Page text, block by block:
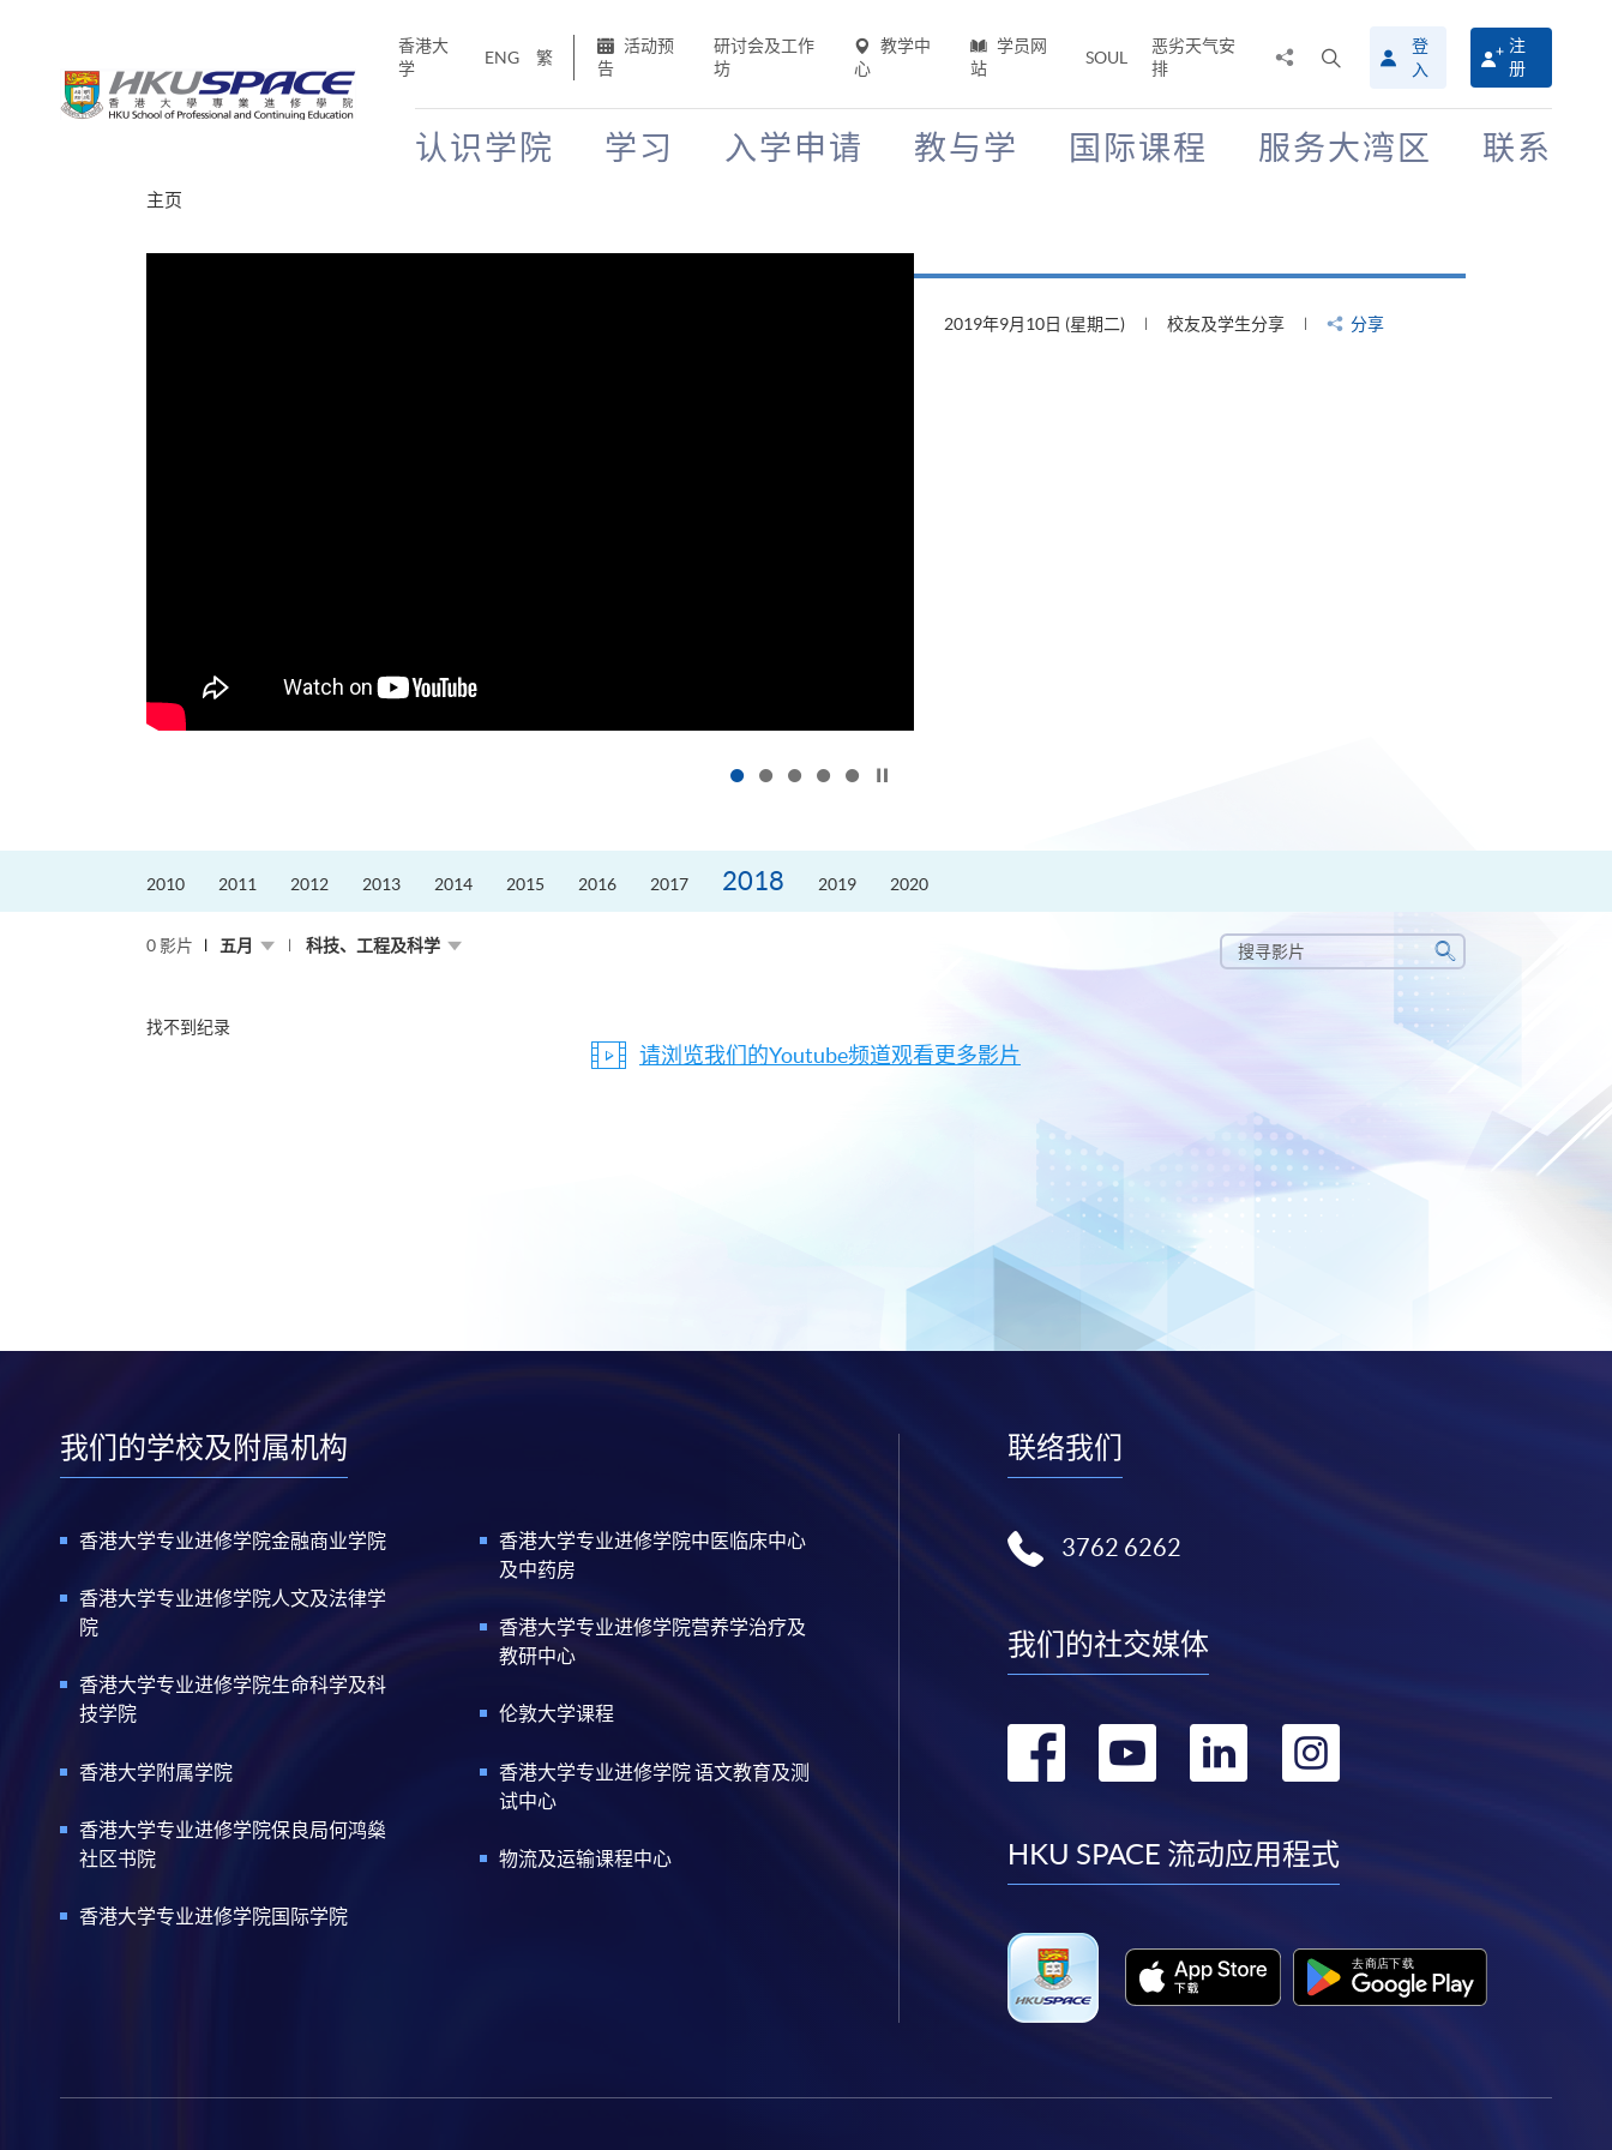
香港大
学
ENG 繁
活动预
告
研讨会及工作
坊
教学中
心
学员网
站
SOUL
恶劣天气安
排
搜
寻
介
登
入
注
册
认识学院 学习 入学申请 教与学 国际课程 服务大湾区 联系
主页
2019年8月22日 (星期四) 校友及学生分享
2010 2011 2012 2013 2014 2015 2016 2017 2018 2019 2020
0 影片 五月 科技、工程及科学
搜
寻
搜
寻
找不到纪录
请浏览我们的Youtube频道观看更多影片
我们的学校及附属机构
香港大学专业进修学院金融商业学院
香港大学专业进修学院人文及法律学
院
香港大学专业进修学院生命科学及科
技学院
香港大学附属学院
香港大学专业进修学院保良局何鸿燊
社区书院
香港大学专业进修学院国际学院
香港大学专业进修学院中医临床中心
及中药房
香港大学专业进修学院营养学治疗及
教研中心
伦敦大学课程
香港大学专业进修学院 语文教育及测
试中心
物流及运输课程中心
联络我们
3762 6262
我们的社交媒体
转
facebook
转
youtube
转
linkedin
转
instagram
HKU SPACE 流动应用程式